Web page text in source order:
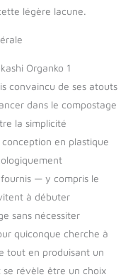
le
de vos
légère lacune.
Organko 1
convaincu de ses atouts
dans le compostage
la simplicité
en plastique
fournis — y compris le
à débuter
sans nécessiter
quiconque cherche à
tout en produisant un
révèle être un choix